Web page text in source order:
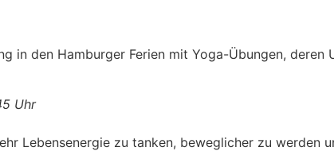
in den Hamburger Ferien mit Yoga-Übungen,
Uhr
Lebensenergie zu tanken, beweglicher zu werden